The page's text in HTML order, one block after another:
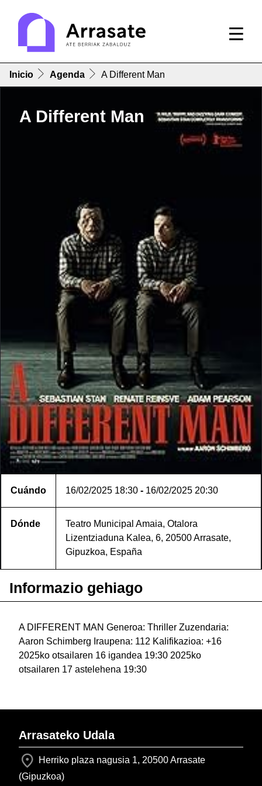
Inicio Agenda A Different Man
A Different Man
Cuándo 16/02/2025 18:30 - 16/02/2025 20:30
Dónde
Teatro Municipal Amaia, Otalora
Lizentziaduna Kalea, 6, 20500 Arrasate,
Gipuzkoa, España
Informazio gehiago
A DIFFERENT MAN Generoa: Thriller Zuzendaria:
Aaron Schimberg Iraupena: 112 Kalifikazioa: +16
2025ko otsailaren 16 igandea 19:30 2025ko
otsailaren 17 astelehena 19:30
Arrasateko Udala
Herriko plaza nagusia 1, 20500 Arrasate
(Gipuzkoa)